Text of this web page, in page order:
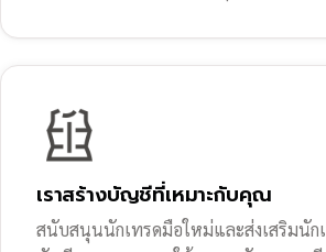
เราสร้างบัญชีที่เหมาะกับคุณ
สนับสนุนนักเทรดมือใหม่และส่งเสริมนัก